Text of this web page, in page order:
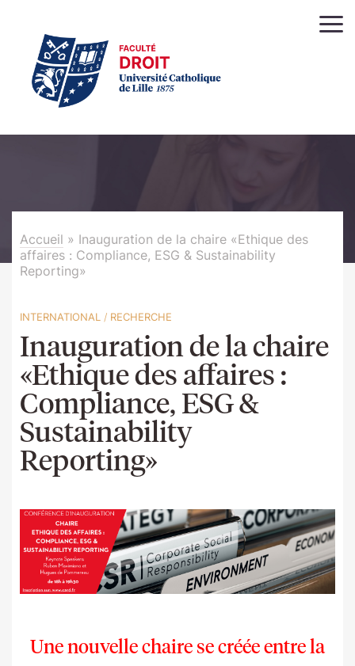
Accueil » Inauguration de la chaire «Ethique des
affaires : Compliance, ESG & Sustainability
Reporting»
INTERNATIONAL / RECHERCHE
Inauguration de la chaire
«Ethique des affaires :
Compliance, ESG &
Sustainability
Reporting»
Une nouvelle chaire se créée entre la